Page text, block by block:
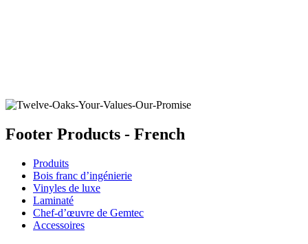
Footer Products - French
Produits
Bois franc d’ingénierie
Vinyles de luxe
Laminaté
Chef-d’œuvre de Gemtec
Accessoires